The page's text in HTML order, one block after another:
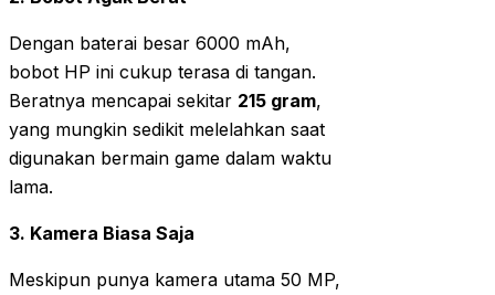
Dengan baterai besar 6000 mAh,
bobot HP ini cukup terasa di tangan.
Beratnya mencapai sekitar 215 gram,
yang mungkin sedikit melelahkan saat
digunakan bermain game dalam waktu
lama.
3. Kamera Biasa Saja
Meskipun punya kamera utama 50 MP,